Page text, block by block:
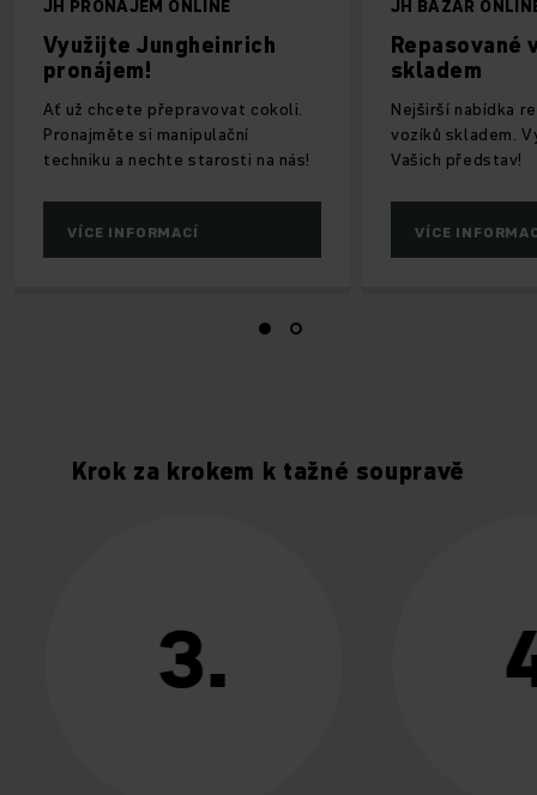
JH PRONÁJEM ONLINE
Využijte Jungheinrich
pronájem!
Ať už chcete přepravovat cokoli.
Pronajměte si manipulační
techniku a nechte starosti na nás!
VÍCE INFORMACÍ
JH BAZAR
Repasované
skladem
Nejširší nabídka
vozíků skladem.
Vašich představ!
VÍCE
Krok za krokem k tažné soupravě
3.